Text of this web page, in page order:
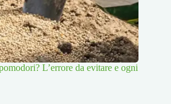
L’errore da evitare e ogni